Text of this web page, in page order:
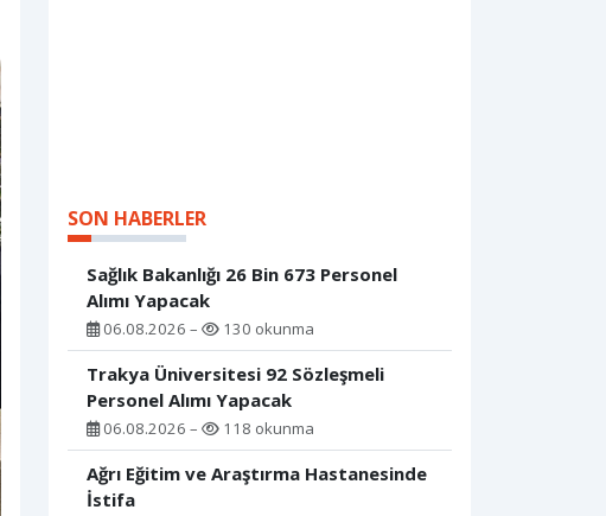
SON HABERLER
Sağlık Bakanlığı 26 Bin 673 Personel
Alımı Yapacak
06.08.2026 – 130 okunma
Trakya Üniversitesi 92 Sözleşmeli
Personel Alımı Yapacak
06.08.2026 – 118 okunma
Ağrı Eğitim ve Araştırma Hastanesinde
İstifa